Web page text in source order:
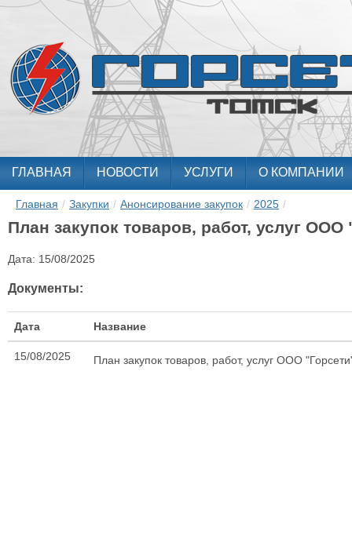
ГЛАВНАЯ НОВОСТИ УСЛУГИ О КОМПАНИИ
Главная / Закупки / Анонсирование закупок / 2025 /
План закупок товаров, работ, услуг ООО
Дата: 15/08/2025
Документы:
Дата Название
15/08/2025 План закупок товаров, работ, услуг ООО